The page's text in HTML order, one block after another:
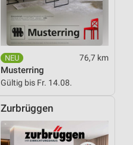
76,7 km
Musterring
Gültig bis Fr. 14.08.
Zurbrüggen